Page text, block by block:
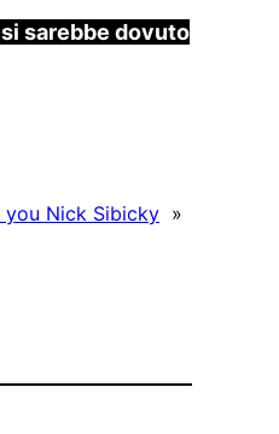
si sarebbe dovuto
you Nick Sibicky »